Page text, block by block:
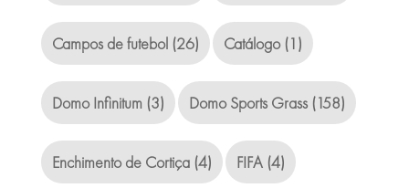
Campos de futebol(26) Catálogo(1)
Domo Infinitum(3) Domo Sports Grass(158)
Enchimento de Cortiça(4) FIFA(4)